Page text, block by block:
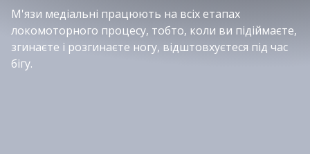
М'язи медіальні працюють на всіх етапах
локомоторного процесу, тобто, коли ви підіймаєте,
згинаєте і розгинаєте ногу, відштовхуєтеся під час
бігу.